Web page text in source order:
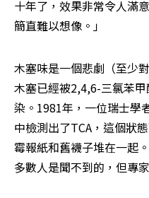
十年了，效果非常令人滿
簡直難以想像。」
木塞味是一個悲劇（至少
木塞已經被2,4,6-三氯苯
染。1981年，一位瑞士學
中檢測出了TCA，這個狀
霉報紙和舊襪子堆在一起
多數人是聞不到的，但專